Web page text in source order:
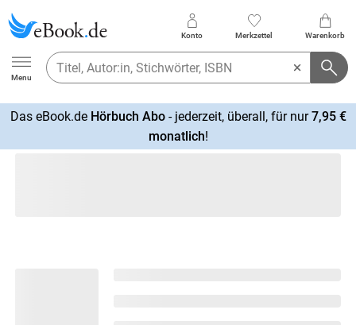
Ebook.de
Menu
Konto Merkzettel Warenkorb
Das eBook.de Hörbuch Abo- jederzeit, überall, für nur7,95 €
monatlich!